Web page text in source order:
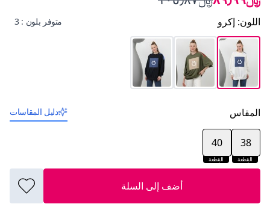
اللون: إكرو متوفر بلون : 3
المقاس دليل المقاسات
القطعة
38
القطعة
40
أضف إلى السلة